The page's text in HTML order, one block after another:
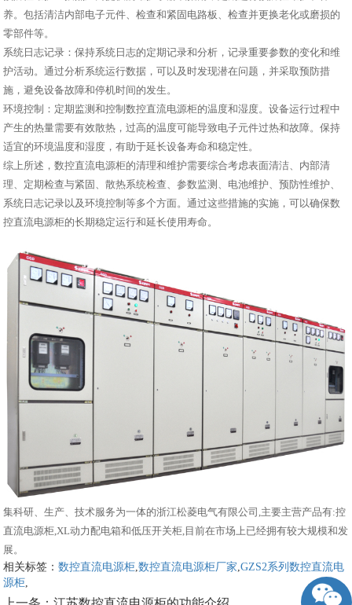
养。包括清洁内部电子元件、检查和紧固电路板、检查并更换老化或磨损的
零部件等。
系统日志记录：保持系统日志的定期记录和分析，记录重要参数的变化和维
护活动。通过分析系统运行数据，可以及时发现潜在问题，并采取预防措
施，避免设备故障和停机时间的发生。
环境控制：定期监测和控制数控直流电源柜的温度和湿度。设备运行过程中
产生的热量需要有效散热，过高的温度可能导致电子元件过热和故障。保持
适宜的环境温度和湿度，有助于延长设备寿命和稳定性。
综上所述，数控直流电源柜的清理和维护需要综合考虑表面清洁、内部清
理、定期检查与紧固、散热系统检查、参数监测、电池维护、预防性维护、
系统日志记录以及环境控制等多个方面。通过这些措施的实施，可以确保数
控直流电源柜的长期稳定运行和延长使用寿命。
集科研、生产、技术服务为一体的浙江松菱电气有限公司,主要主营产品有:控
直流电源柜,XL动力配电箱和低压开关柜,目前在市场上已经拥有较大规模和发
展。
相关标签：数控直流电源柜,数控直流电源柜厂家,GZS2系列数控直流电
源柜,